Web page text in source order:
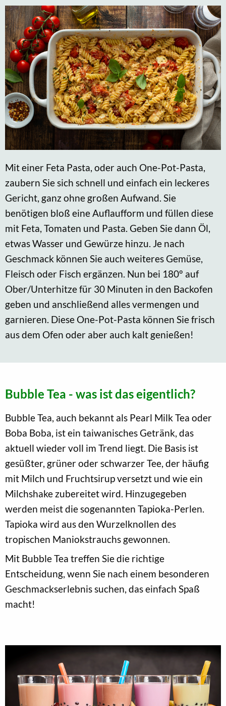
Mit einer Feta Pasta, oder auch One-Pot-Pasta,
zaubern Sie sich schnell und einfach ein leckeres
Gericht, ganz ohne großen Aufwand. Sie
benötigen bloß eine Auflaufform und füllen diese
mit Feta, Tomaten und Pasta. Geben Sie dann Öl,
etwas Wasser und Gewürze hinzu. Je nach
Geschmack können Sie auch weiteres Gemüse,
Fleisch oder Fisch ergänzen. Nun bei 180° auf
Ober/Unterhitze für 30 Minuten in den Backofen
geben und anschließend alles vermengen und
garnieren. Diese One-Pot-Pasta können Sie frisch
aus dem Ofen oder aber auch kalt genießen!
Bubble Tea - was ist das eigentlich?
Bubble Tea, auch bekannt als Pearl Milk Tea oder
Boba Boba, ist ein taiwanisches Getränk, das
aktuell wieder voll im Trend liegt. Die Basis ist
gesüßter, grüner oder schwarzer Tee, der häufig
mit Milch und Fruchtsirup versetzt und wie ein
Milchshake zubereitet wird. Hinzugegeben
werden meist die sogenannten Tapioka-Perlen.
Tapioka wird aus den Wurzelknollen des
tropischen Maniokstrauchs gewonnen.
Mit Bubble Tea treffen Sie die richtige
Entscheidung, wenn Sie nach einem besonderen
Geschmackserlebnis suchen, das einfach Spaß
macht!